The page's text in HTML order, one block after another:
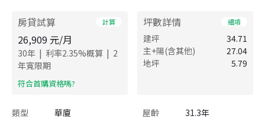
房貸試算 計算
26,909 元/月
30年 | 利率2.35%概算 | 2
年寬限期
​符合首購資格嗎?
坪數詳情 細項
建坪
34.71
主+陽(含其他)
27.04
地坪
5.79
類型 華廈 屋齡
31.3年